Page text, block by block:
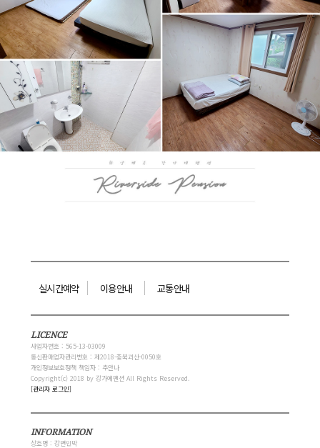
실시간예약 이용안내 교통안내
LICENCE
사업자번호 : 565-13-03009
통신판매업자관리번호 : 제2018-충북괴산-0050호
개인정보보호정책 책임자 : 추안나
Copyright(c) 2018 by 강가에펜션 All Rights Reserved.
[관리자 로그인]
INFORMATION
상호명 : 강변민박